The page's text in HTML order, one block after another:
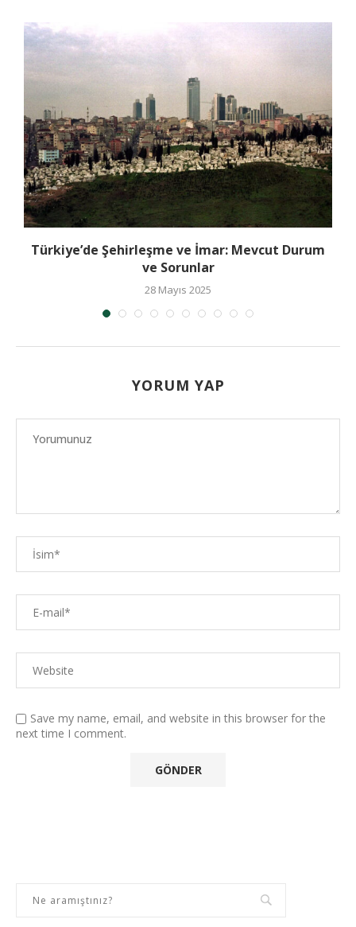
Türkiye’de Şehirleşme ve İmar: Mevcut Durum
ve Sorunlar
28 Mayıs 2025
YORUM YAP
Save my name, email, and website in this browser for the
next time I comment.